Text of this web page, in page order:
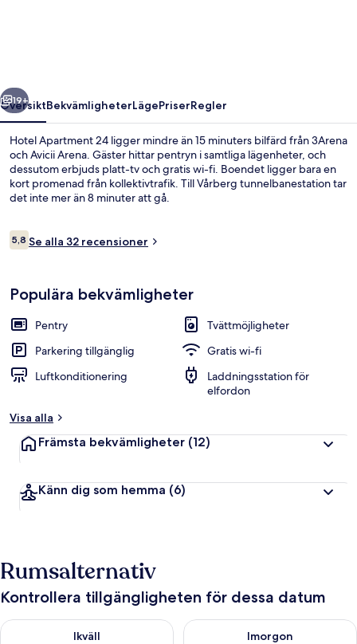
Nästa
19+
ÖversiktBekvämligheterLägePriserRegler
Hotel Apartment 24 ligger mindre än 15 minuters bilfärd från 3Arena
och Avicii Arena. Gäster hittar pentryn i samtliga lägenheter, och
dessutom erbjuds platt-tv och gratis wi-fi. Boendet ligger bara en
kort promenad från kollektivtrafik. Till Vårberg tunnelbanestation tar
det inte mer än 8 minuter att gå.
Recensioner
5,85,8 av 10,
Se alla 32 recensioner
Populära bekvämligheter
Pentry
Tvättmöjligheter
Parkering tillgänglig
Gratis wi-fi
Luftkonditionering
Laddningsstation för
elfordon
Visa alla
Främsta bekvämligheter (12)
Känn dig som hemma (6)
Rumsalternativ
Kontrollera tillgängligheten för dessa datum
Ikväll
Kontrollera tillgängligheten för ikväll aug. 8 - aug. 9
Imorgon
Kontrollera tillgängligheten